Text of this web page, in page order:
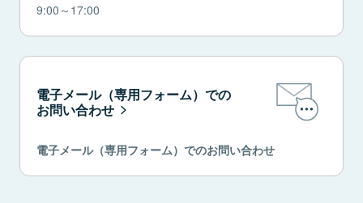
9:00～17:00
電子メール（専用フォーム）での
お問い合わせ
電子メール（専用フォーム）でのお問い合わせ